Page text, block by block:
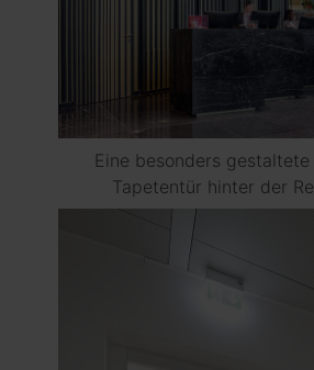
Eine besonders
Tapetentür hinter der